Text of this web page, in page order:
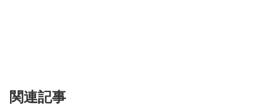
関連記事